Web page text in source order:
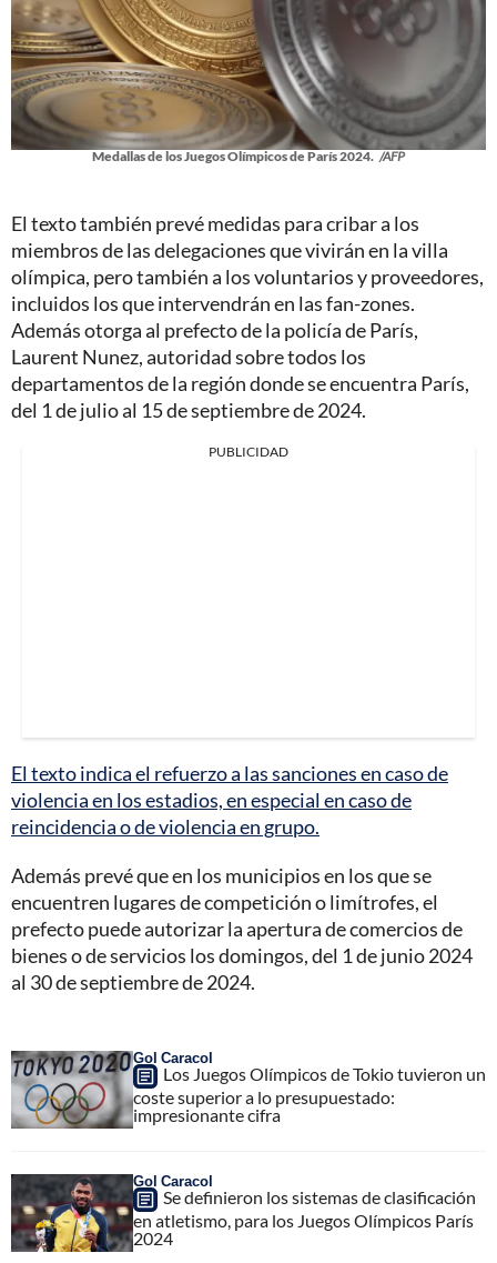
Medallas de los Juegos Olímpicos de París 2024. /AFP
El texto también prevé medidas para cribar a los
miembros de las delegaciones que vivirán en la villa
olímpica, pero también a los voluntarios y proveedores,
incluidos los que intervendrán en las fan-zones.
Además otorga al prefecto de la policía de París,
Laurent Nunez, autoridad sobre todos los
departamentos de la región donde se encuentra París,
del 1 de julio al 15 de septiembre de 2024.
PUBLICIDAD
El texto indica el refuerzo a las sanciones en caso de
violencia en los estadios, en especial en caso de
reincidencia o de violencia en grupo.
Además prevé que en los municipios en los que se
encuentren lugares de competición o limítrofes, el
prefecto puede autorizar la apertura de comercios de
bienes o de servicios los domingos, del 1 de junio 2024
al 30 de septiembre de 2024.
Gol Caracol
Los Juegos Olímpicos de Tokio tuvieron un
coste superior a lo presupuestado:
impresionante cifra
Gol Caracol
Se definieron los sistemas de clasificación
en atletismo, para los Juegos Olímpicos París
2024